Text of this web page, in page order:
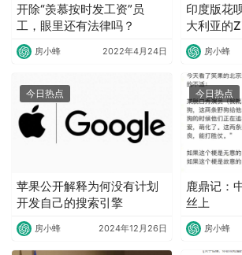
开除“羡慕按时发工资”员
工，眼里还有法律吗？
房小蜂 2022年4月24日
印度版花
大利亚的
元
房小蜂
今日热点
苹果公开解释为何没有计划
开发自己的搜索引擎
房小蜂 2024年12月26日
今日热点
鹿鼎记：
丝上
房小蜂